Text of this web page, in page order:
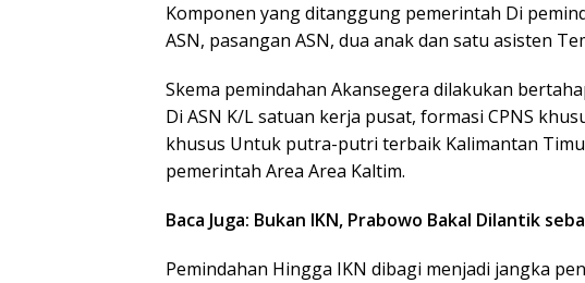
Komponen yang ditanggung pemerintah Di
ASN, pasangan ASN, dua anak dan satu asisten
Skema pemindahan Akansegera dilakukan
Di ASN K/L satuan kerja pusat, formasi CPNS
khusus Untuk putra-putri terbaik Kalimantan
pemerintah Area Area Kaltim.
Baca Juga: Bukan IKN, Prabowo Bakal Dilantik
Pemindahan Hingga IKN dibagi menjadi jangka